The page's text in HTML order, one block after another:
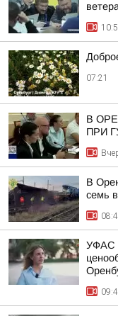
07:21
В
ПРИ
В
семь
УФАС